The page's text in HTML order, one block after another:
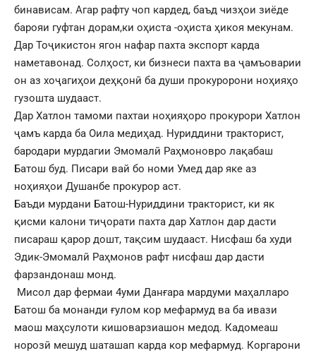
бинависам. Агар рафту чоп кардед, баъд чизҳои зиёде
барояи гуфтан дорам,ки оҳиста -оҳиста ҳикоя мекунам.
Дар Тоҷикистон ягон нафар пахта экспорт карда
наметавонад. Солҳост, ки бизнеси пахта ва ҷамъоварии
он аз хоҷагиҳои деҳқонӣ ба души прокуророни ноҳияҳо
гузошта шудааст.
Дар Хатлон тамоми пахтаи ноҳияҳоро прокурори Хатлон
ҷамъ карда ба Оила медиҳад. Нуриддини тракторист,
бародари мурдагии Эмомалӣ Раҳмоновро лақабаш
Батош буд. Писари вай бо номи Умед дар яке аз
ноҳияҳои Душанбе прокурор аст.
Баъди мурдани Батош-Нуриддини тракторист, ки як
қисми калони тиҷорати пахта дар Хатлон дар дасти
писараш қарор дошт, тақсим шудааст. Нисфаш ба худи
Эдик-Эмомалӣ Раҳмонов рафт нисфаш дар дасти
фарзандонаш монд.
Мисол дар фермаи 4уми Данғара мардуми маҳалларо
Батош ба монанди ғулом кор мефармуд ва ба ивази
маош маҳсулоти кишоварзиашон медод. Кадомеаш
норозӣ мешуд шаташап карда кор мефармуд. Коргарони